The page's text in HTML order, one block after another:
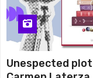
Unespected